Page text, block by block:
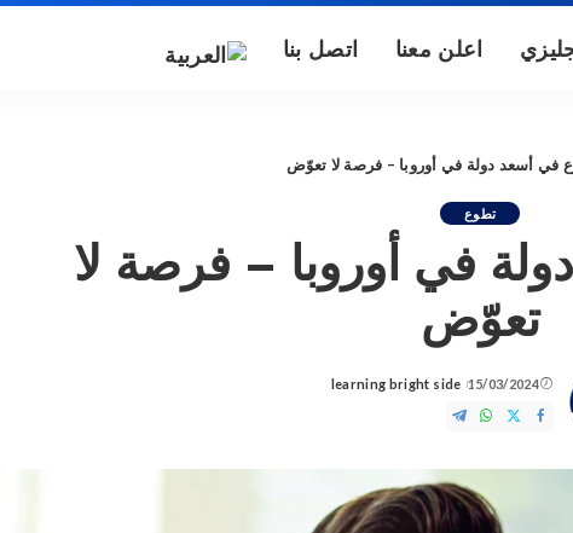
اعلن معنا اتصل بنا
في أسعد دولة في أوروبا – فرصة لا تعوّض
تطوع
في أوروبا – فرصة لا
تعوّض
15/03/2024
Posted
by
learning bright side